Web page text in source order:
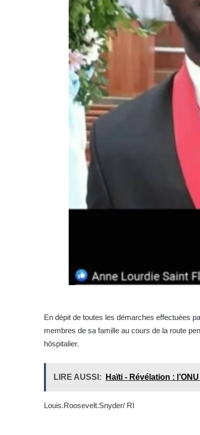
En dépit de toutes les démarches effectuées
membres de sa famille au cours de la route
hôspitalier.
LIRE AUSSI: Haïti - Révélation :
Louis.Roosevelt.Snyder/ RI